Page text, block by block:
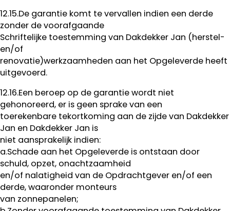
12.15.De garantie komt te vervallen indien een derde
zonder de voorafgaande
Schriftelijke toestemming van Dakdekker Jan (herstel-
en/of
renovatie)werkzaamheden aan het Opgeleverde heeft
uitgevoerd.
12.16.Een beroep op de garantie wordt niet
gehonoreerd, er is geen sprake van een
toerekenbare tekortkoming aan de zijde van Dakdekker
Jan en Dakdekker Jan is
niet aansprakelijk indien:
a.Schade aan het Opgeleverde is ontstaan door
schuld, opzet, onachtzaamheid
en/of nalatigheid van de Opdrachtgever en/of een
derde, waaronder monteurs
van zonnepanelen;